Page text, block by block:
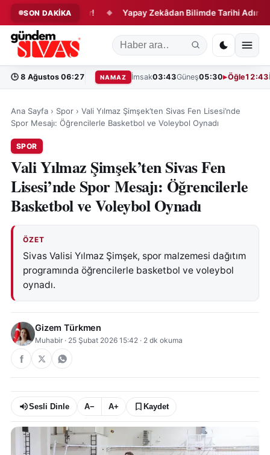
SON DAKİKA
Başlıyor! Yapay Zekâdan Bilimde Tarihi Adım! ◆
🕒 8 Ağustos 06:27 NAMAZ İmsak03:43Güneş05:30 Öğle12:43
Ana Sayfa › Spor › Vali Yılmaz Şimşek’ten Sivas Fen Lisesi’nde
Spor Mesajı: Öğrencilerle Basketbol ve Voleybol Oynadı
SPOR
Vali Yılmaz Şimşek’ten Sivas Fen
Lisesi’nde Spor Mesajı: Öğrencilerle
Basketbol ve Voleybol Oynadı
ÖZET
Sivas Valisi Yılmaz Şimşek, spor malzemesi dağıtım
programında öğrencilerle basketbol ve voleybol
oynadı.
Gizem Türkmen
Muhabir · 25 Şubat 2026 15:42 · 2 dk okuma
Sesli Dinle A− A+ Kaydet